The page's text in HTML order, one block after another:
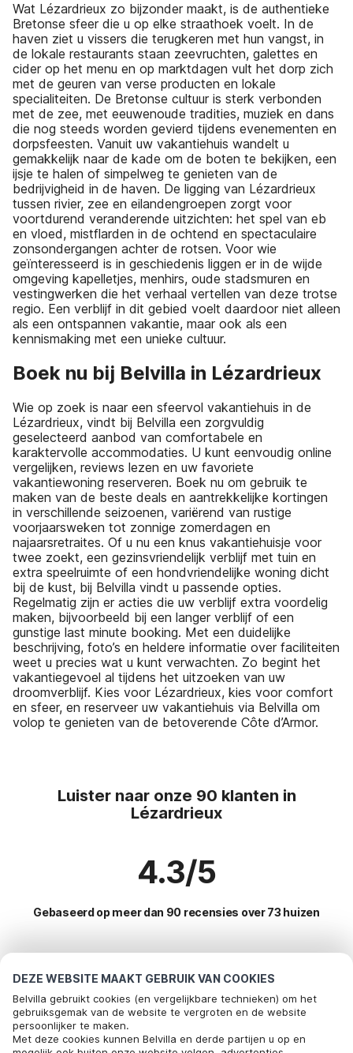
DEZE WEBSITE MAAKT GEBRUIK VAN COOKIES
Belvilla gebruikt cookies (en vergelijkbare technieken) om het
gebruiksgemak van de website te vergroten en de website
persoonlijker te maken.
Met deze cookies kunnen Belvilla en derde partijen u op en
Wat Lézardrieux zo bijzonder maakt, is de authentieke
Bretonse sfeer die u op elke straathoek voelt. In de
haven ziet u vissers die terugkeren met hun vangst, in
de lokale restaurants staan zeevruchten, galettes en
cider op het menu en op marktdagen vult het dorp zich
met de geuren van verse producten en lokale
specialiteiten. De Bretonse cultuur is sterk verbonden
met de zee, met eeuwenoude tradities, muziek en dans
die nog steeds worden gevierd tijdens evenementen en
dorpsfeesten. Vanuit uw vakantiehuis wandelt u
gemakkelijk naar de kade om de boten te bekijken, een
ijsje te halen of simpelweg te genieten van de
bedrijvigheid in de haven. De ligging van Lézardrieux
tussen rivier, zee en eilandengroepen zorgt voor
voortdurend veranderende uitzichten: het spel van eb
en vloed, mistflarden in de ochtend en spectaculaire
zonsondergangen achter de rotsen. Voor wie
geïnteresseerd is in geschiedenis liggen er in de wijde
omgeving kapelletjes, menhirs, oude stadsmuren en
vestingwerken die het verhaal vertellen van deze trotse
regio. Een verblijf in dit gebied voelt daardoor niet alleen
als een ontspannen vakantie, maar ook als een
kennismaking met een unieke cultuur.
Boek nu bij Belvilla in Lézardrieux
Wie op zoek is naar een sfeervol vakantiehuis in de
Lézardrieux, vindt bij Belvilla een zorgvuldig
geselecteerd aanbod van comfortabele en
karaktervolle accommodaties. U kunt eenvoudig online
vergelijken, reviews lezen en uw favoriete
vakantiewoning reserveren. Boek nu om gebruik te
maken van de beste deals en aantrekkelijke kortingen
in verschillende seizoenen, variërend van rustige
voorjaarsweken tot zonnige zomerdagen en
najaarsretraites. Of u nu een knus vakantiehuisje voor
twee zoekt, een gezinsvriendelijk verblijf met tuin en
extra speelruimte of een hondvriendelijke woning dicht
bij de kust, bij Belvilla vindt u passende opties.
Regelmatig zijn er acties die uw verblijf extra voordelig
maken, bijvoorbeeld bij een langer verblijf of een
gunstige last minute booking. Met een duidelijke
beschrijving, foto’s en heldere informatie over faciliteiten
weet u precies wat u kunt verwachten. Zo begint het
vakantiegevoel al tijdens het uitzoeken van uw
droomverblijf. Kies voor Lézardrieux, kies voor comfort
en sfeer, en reserveer uw vakantiehuis via Belvilla om
volop te genieten van de betoverende Côte d’Armor.
Luister naar onze 90 klanten in
Lézardrieux
4.3/5
Gebaseerd op meer dan 90 recensies over 73 huizen
Meest populaire bestemmingen voor
vakantie
Top steden met top voorzieningen voor vakantie